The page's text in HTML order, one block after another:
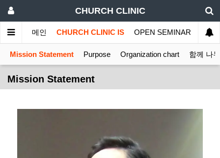
CHURCH CLINIC
메인 CHURCH CLINIC IS OPEN SEMINAR
Mission Statement Purpose Organization chart 함께 나
Mission Statement